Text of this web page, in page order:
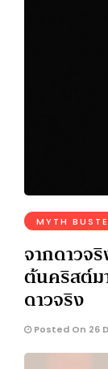
MYTH
จากดาวจ
ต้นคริสต์ม
ดาวจริง
Posted On 26